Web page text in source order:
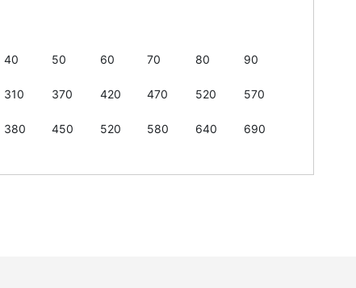
40 50 60 70 80 90
310 370 420 470 520 570
380 450 520 580 640 690